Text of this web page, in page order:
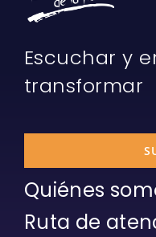
Escuchar y
transformar
Quiénes
Ruta de